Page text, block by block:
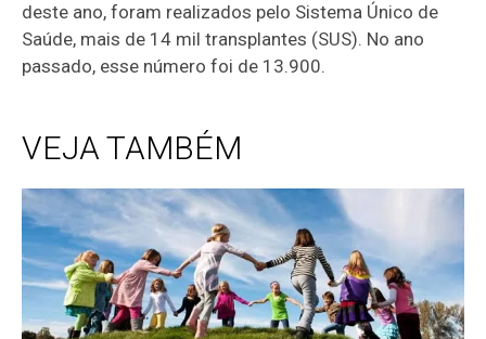
deste ano, foram realizados pelo Sistema Único de
Saúde, mais de 14 mil transplantes (SUS). No ano
passado, esse número foi de 13.900.
VEJA TAMBÉM